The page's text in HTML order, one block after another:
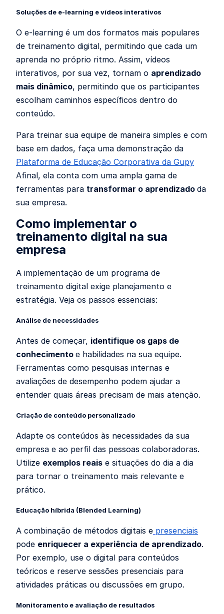
Soluções de e-learning e vídeos interativos
O e-learning é um dos formatos mais populares
de treinamento digital, permitindo que cada um
aprenda no próprio ritmo. Assim, vídeos
interativos, por sua vez, tornam o aprendizado
mais dinâmico, permitindo que os participantes
escolham caminhos específicos dentro do
conteúdo.
Para treinar sua equipe de maneira simples e com
base em dados, faça uma demonstração da
Plataforma de Educação Corporativa da Gupy
Afinal, ela conta com uma ampla gama de
ferramentas para transformar o aprendizado da
sua empresa.
Como implementar o
treinamento digital na sua
empresa
A implementação de um programa de
treinamento digital exige planejamento e
estratégia. Veja os passos essenciais:
Análise de necessidades
Antes de começar, identifique os gaps de
conhecimento e habilidades na sua equipe.
Ferramentas como pesquisas internas e
avaliações de desempenho podem ajudar a
entender quais áreas precisam de mais atenção.
Criação de conteúdo personalizado
Adapte os conteúdos às necessidades da sua
empresa e ao perfil das pessoas colaboradoras.
Utilize exemplos reais e situações do dia a dia
para tornar o treinamento mais relevante e
prático.
Educação híbrida (Blended Learning)
A combinação de métodos digitais e presenciais
pode enriquecer a experiência de aprendizado.
Por exemplo, use o digital para conteúdos
teóricos e reserve sessões presenciais para
atividades práticas ou discussões em grupo.
Monitoramento e avaliação de resultados